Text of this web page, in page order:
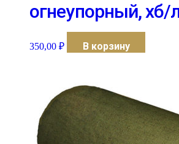
огнеупорный, хб/
350,00 ₽ В корзину